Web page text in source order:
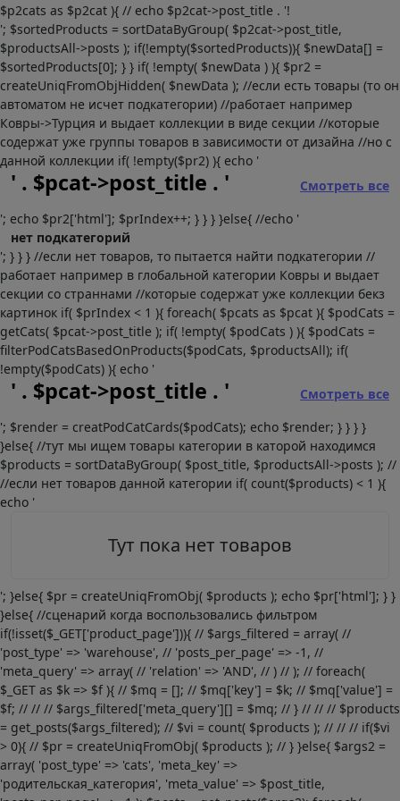
$p2cats as $p2cat ){ // echo $p2cat->post_title . '!
'; $sortedProducts = sortDataByGroup( $p2cat->post_title,
$productsAll->posts ); if(!empty($sortedProducts)){ $newData[] =
$sortedProducts[0]; } } if( !empty( $newData ) ){ $pr2 =
createUniqFromObjHidden( $newData ); //если есть товары (то он
автоматом не исчет подкатегории) //работает например
Ковры->Турция и выдает коллекции в виде секции //которые
содержат уже группы товаров в зависимости от дизайна //но с
данной коллекции if( !empty($pr2) ){ echo '
' . $pcat->post_title . '
Смотреть все
'; echo $pr2['html']; $prIndex++; } } } }else{ //echo '
нет подкатегорий
'; } } } //если нет товаров, то пытается найти подкатегории //
работает например в глобальной категории Ковры и выдает
секции со страннами //которые содержат уже коллекции бекз
картинок if( $prIndex < 1 ){ foreach( $pcats as $pcat ){ $podCats =
getCats( $pcat->post_title ); if( !empty( $podCats ) ){ $podCats =
filterPodCatsBasedOnProducts($podCats, $productsAll); if(
!empty($podCats) ){ echo '
' . $pcat->post_title . '
Смотреть все
'; $render = creatPodCatCards($podCats); echo $render; } } } }
}else{ //тут мы ищем товары категории в каторой находимся
$products = sortDataByGroup( $post_title, $productsAll->posts ); //
//если нет товаров данной категории if( count($products) < 1 ){
echo '
Тут пока нет товаров
'; }else{ $pr = createUniqFromObj( $products ); echo $pr['html']; } }
}else{ //сценарий когда воспользовались фильтром
if(!isset($_GET['product_page'])){ // $args_filtered = array( //
'post_type' => 'warehouse', // 'posts_per_page' => -1, //
'meta_query' => array( // 'relation' => 'AND', // ) // ); // foreach(
$_GET as $k => $f ){ // $mq = []; // $mq['key'] = $k; // $mq['value'] =
$f; // // // $args_filtered['meta_query'][] = $mq; // } // // // $products
= get_posts($args_filtered); // $vi = count( $products ); // // // if($vi
> 0){ // $pr = createUniqFromObj( $products ); // } }else{ $args2 =
array( 'post_type' => 'cats', 'meta_key' =>
'родительская_категория', 'meta_value' => $post_title,